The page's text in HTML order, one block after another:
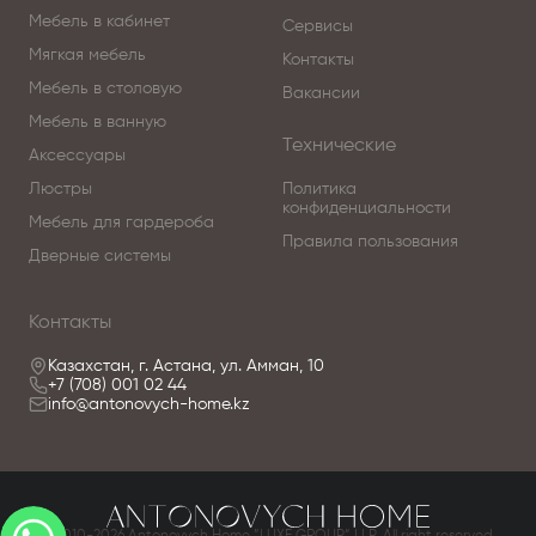
Мебель в кабинет
Мягкая мебель
Мебель в столовую
Мебель в ванную
Аксессуары
Люстры
Мебель для гардероба
Дверные системы
Сервисы
Контакты
Вакансии
Технические
Политика
конфиденциальности
Правила пользования
Контакты
Казахстан, г. Астана, ул. Амман, 10
+7 (708) 001 02 44
info@antonovych-home.kz